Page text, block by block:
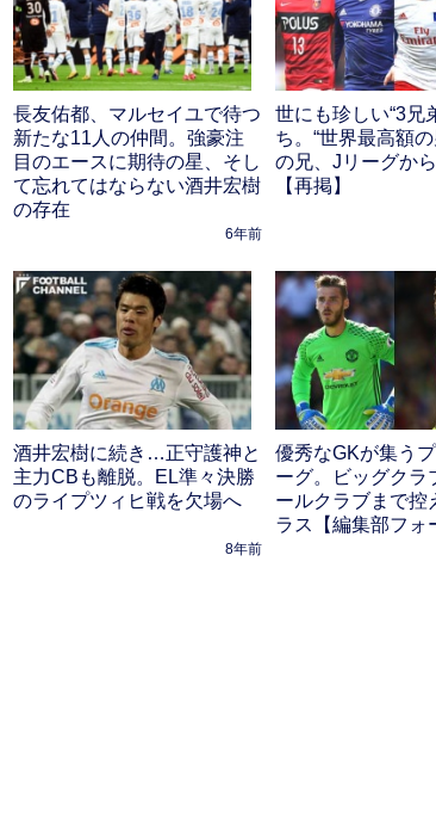
長友佑都、マルセイユで待つ
新たな11人の仲間。強豪注
目のエースに期待の星、そし
て忘れてはならない酒井宏樹
の存在
6年前
世にも珍しい“3兄
ち。“世界最高額
の兄、Jリーグか
【再掲】
酒井宏樹に続き…正守護神と
主力CBも離脱。EL準々決勝
のライプツィヒ戦を欠場へ
8年前
優秀なGKが集う
ーグ。ビッグクラ
ールクラブまで控
ラス【編集部フォ